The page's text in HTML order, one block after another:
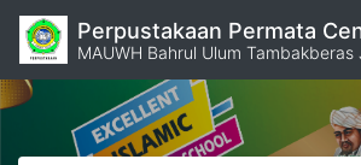
Perpustakaan Permata
MAUWH Bahrul Ulum Tambakberas